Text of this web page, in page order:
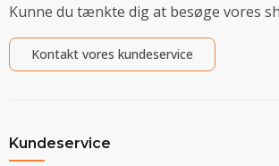
Kunne du tænkte dig at besøge vores
Kontakt vores kundeservice
Kundeservice